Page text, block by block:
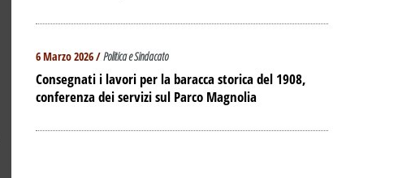
6 Marzo 2026 /Politica e Sindacato
Consegnati i lavori per la baracca storica del 1908,
conferenza dei servizi sul Parco Magnolia